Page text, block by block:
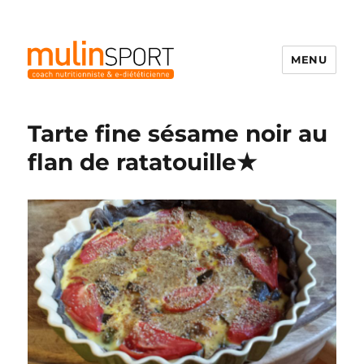
MENU
Tarte fine sésame noir au
flan de ratatouille★